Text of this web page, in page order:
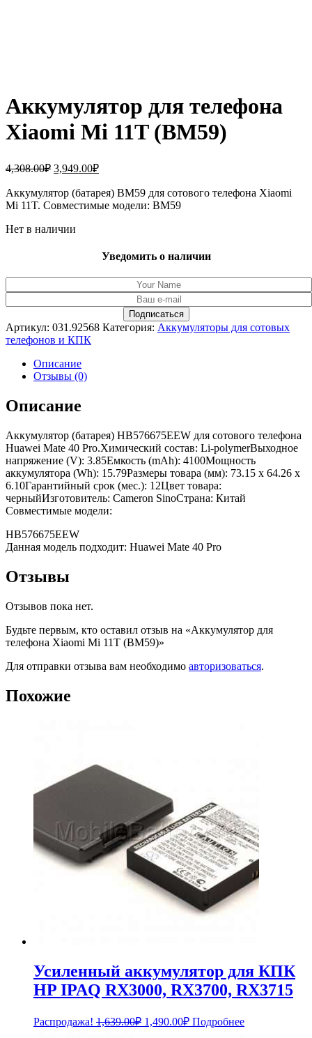
Аккумулятор для телефона
Xiaomi Mi 11T (BM59)
4,308.00₽ Первоначальная
составляла
4,308.00₽.
3,949.00₽Текущая
3,949.00₽.
Аккумулятор (батарея) BM59 для сотового телефона Xiaomi
Mi 11T. Совместимые модели: BM59
Нет в наличии
Уведомить о наличии
Артикул: 031.92568 Категория: Аккумуляторы для сотовых
телефонов и КПК
Описание
Отзывы (0)
Описание
Аккумулятор (батарея) HB576675EEW для сотового телефона
Huawei Mate 40 Pro.Химический состав: Li-polymerВыходное
напряжение (V): 3.85Емкость (mAh): 4100Мощность
аккумулятора (Wh): 15.79Размеры товара (мм): 73.15 x 64.26 x
6.10Гарантийный срок (мес.): 12Цвет товара:
черныйИзготовитель: Cameron SinoСтрана: Китай
Совместимые модели:
HB576675EEW
Данная модель подходит: Huawei Mate 40 Pro
Отзывы
Отзывов пока нет.
Будьте первым, кто оставил отзыв на «Аккумулятор для
телефона Xiaomi Mi 11T (BM59)»
Для отправки отзыва вам необходимо авторизоваться.
Похожие
Усиленный аккумулятор для КПК
HP IPAQ RX3000, RX3700, RX3715
Распродажа! 1,639.00₽ Первоначальная
1,490.00₽Текущая
цена:
Подробнее